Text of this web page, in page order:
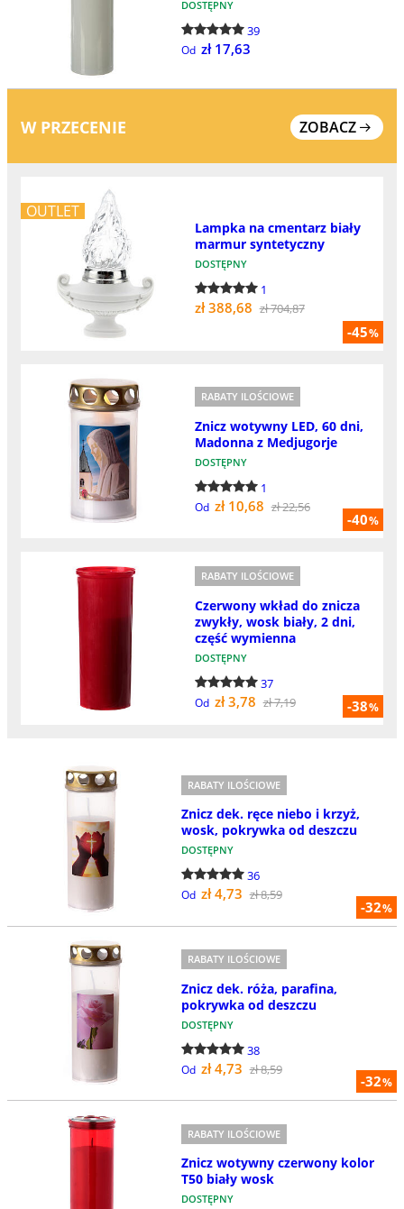
DOSTĘPNY
39
Od zł 17,63
W PRZECENIE ZOBACZ
OUTLET
-45%
Lampka na cmentarz biały
marmur syntetyczny
DOSTĘPNY
1
zł 388,68 zł 704,87
-40%
RABATY ILOŚCIOWE
Znicz wotywny LED, 60 dni,
Madonna z Medjugorje
DOSTĘPNY
1
Od zł 10,68 zł 22,56
-38%
RABATY ILOŚCIOWE
Czerwony wkład do znicza
zwykły, wosk biały, 2 dni,
część wymienna
DOSTĘPNY
37
Od zł 3,78 zł 7,19
-32%
RABATY ILOŚCIOWE
Znicz dek. ręce niebo i krzyż,
wosk, pokrywka od deszczu
DOSTĘPNY
36
Od zł 4,73 zł 8,59
-32%
RABATY ILOŚCIOWE
Znicz dek. róża, parafina,
pokrywka od deszczu
DOSTĘPNY
38
Od zł 4,73 zł 8,59
RABATY ILOŚCIOWE
Znicz wotywny czerwony kolor
T50 biały wosk
DOSTĘPNY